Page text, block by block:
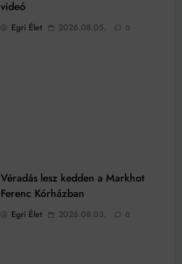
videó
Egri Élet 2026.08.05. 0
Véradás lesz kedden a Markhot
Ferenc Kórházban
Egri Élet 2026.08.03. 0